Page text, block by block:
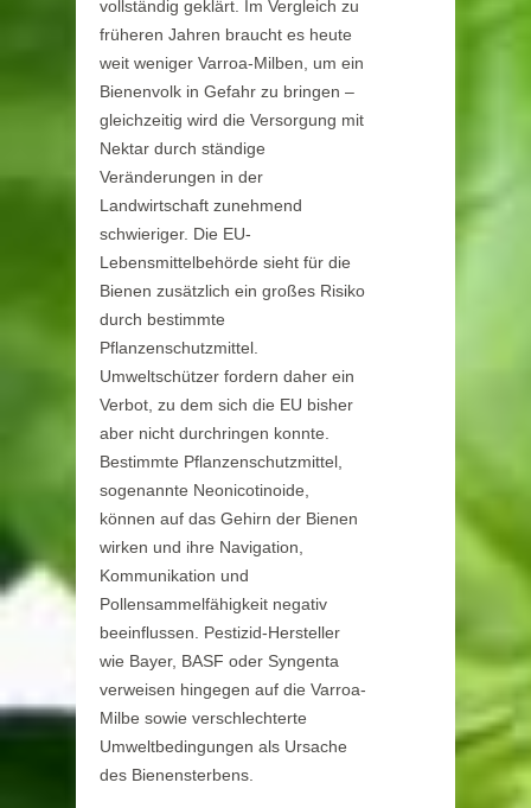
vollständig geklärt. Im Vergleich zu
früheren Jahren braucht es heute
weit weniger Varroa-Milben, um ein
Bienenvolk in Gefahr zu bringen –
gleichzeitig wird die Versorgung mit
Nektar durch ständige
Veränderungen in der
Landwirtschaft zunehmend
schwieriger. Die EU-
Lebensmittelbehörde sieht für die
Bienen zusätzlich ein großes Risiko
durch bestimmte
Pflanzenschutzmittel.
Umweltschützer fordern daher ein
Verbot, zu dem sich die EU bisher
aber nicht durchringen konnte.
Bestimmte Pflanzenschutzmittel,
sogenannte Neonicotinoide,
können auf das Gehirn der Bienen
wirken und ihre Navigation,
Kommunikation und
Pollensammelfähigkeit negativ
beeinflussen. Pestizid-Hersteller
wie Bayer, BASF oder Syngenta
verweisen hingegen auf die Varroa-
Milbe sowie verschlechterte
Umweltbedingungen als Ursache
des Bienensterbens.